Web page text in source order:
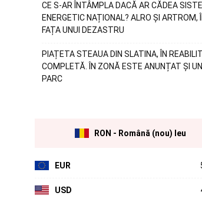
CE S-AR ÎNTÂMPLA DACĂ AR CĂDEA
ENERGETIC NAȚIONAL? ALRO ȘI ARTROM,
FAȚA UNUI DEZASTRU
PIAȚETA STEAUA DIN SLATINA, ÎN
COMPLETĂ. ÎN ZONĂ ESTE ANUNȚAT ȘI
PARC
RON - Română (nou) leu
EUR
USD